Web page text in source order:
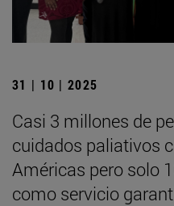
31 | 10 | 2025
Casi 3 millones de
cuidados paliativos
Américas pero solo
como servicio